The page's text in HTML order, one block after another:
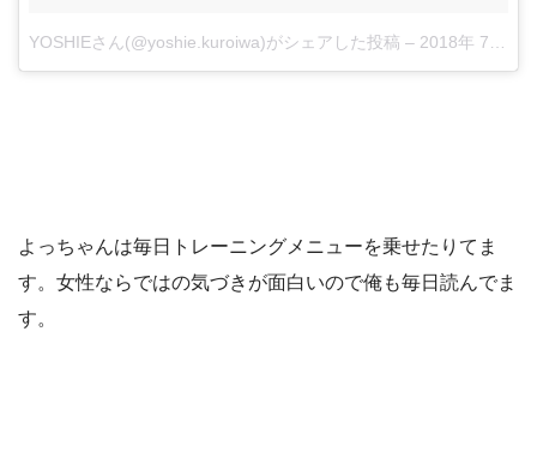
YOSHIEさん(@yoshie.kuroiwa)がシェアした投稿 – 2018年 7月月7日午前5時47分PDT
よっちゃんは毎日トレーニングメニューを乗せたりてま
す。女性ならではの気づきが面白いので俺も毎日読んでま
す。